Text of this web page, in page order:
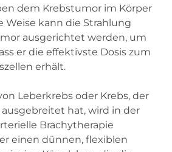
dem Krebstumor im Körper
Weise kann die Strahlung
ausgerichtet werden, um
er die effektivste Dosis zum
erhält.
Leberkrebs oder Krebs, der
ausgebreitet hat, wird in der
Brachytherapie
einen dünnen, flexiblen